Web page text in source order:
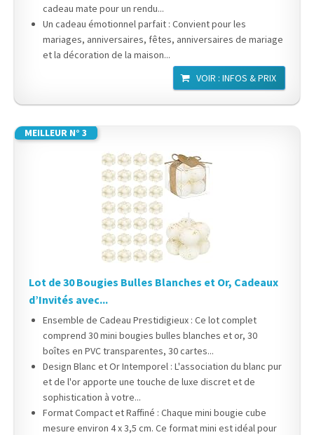
cadeau mate pour un rendu...
Un cadeau émotionnel parfait : Convient pour les
mariages, anniversaires, fêtes, anniversaires de mariage
et la décoration de la maison...
VOIR : INFOS & PRIX
MEILLEUR N° 3
Lot de 30 Bougies Bulles Blanches et Or, Cadeaux
d’Invités avec...
Ensemble de Cadeau Prestidigieux : Ce lot complet
comprend 30 mini bougies bulles blanches et or, 30
boîtes en PVC transparentes, 30 cartes...
Design Blanc et Or Intemporel : L'association du blanc pur
et de l'or apporte une touche de luxe discret et de
sophistication à votre...
Format Compact et Raffiné : Chaque mini bougie cube
mesure environ 4 x 3,5 cm. Ce format mini est idéal pour